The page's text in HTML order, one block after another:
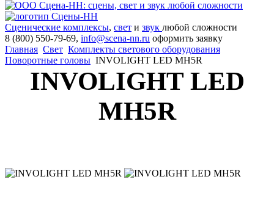
Сценические комплексы, свет и звук любой сложности
8 (800) 550-79-69, info@scena-nn.ru оформить заявку
Главная Свет Комплекты светового оборудования
Поворотные головы INVOLIGHT LED MH5R
INVOLIGHT LED
MH5R